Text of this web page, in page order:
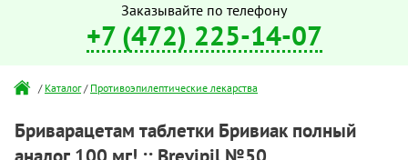
Заказывайте по телефону
+7 (472) 225-14-07
/ Каталог / Противоэпилептические лекарства
Бриварацетам таблетки Бривиак полный